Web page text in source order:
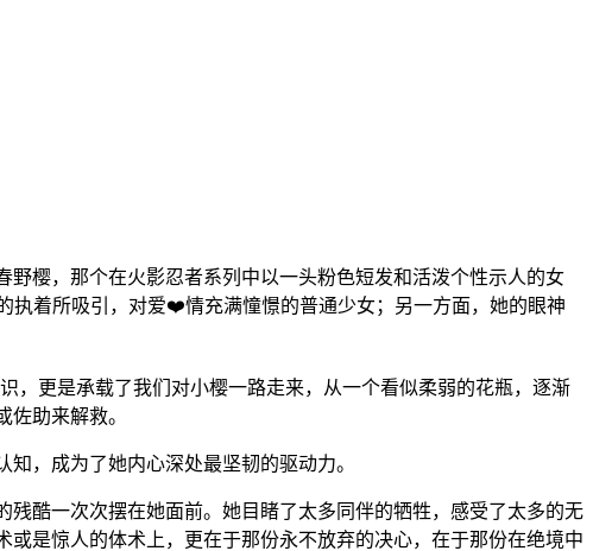
樱，那个在火影忍者系列中以一头粉色短发和活泼个性示人的女
执着所吸引，对爱❤️情充满憧憬的普通少女；另一方面，她的眼神
，更是承载了我们对小樱一路走来，从一个看似柔弱的花瓶，逐渐
助来解救。
，成为了她内心深处最坚韧的驱动力。
酷一次次摆在她面前。她目睹了太多同伴的牺牲，感受了太多的无
是惊人的体术上，更在于那份永不放弃的决心，在于那份在绝境中